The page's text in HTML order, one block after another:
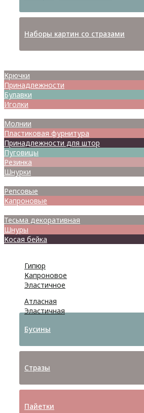
Наборы картин со стразами
Крючки
Принадлежности
Булавки
Иголки
Молнии
Пластиковая фурнитура
Принадлежности для штор
Пуговицы
Резинка
Шнурки
Репсовые
Капроновые
Тесьма декоративная
Шнуры
Косая бейка
Гипюр
Капроновое
Эластичное
Атласная
Эластичная
Бусины
Стразы
Пайетки